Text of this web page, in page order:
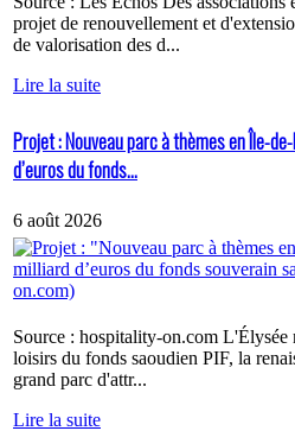
projet de renouvellement et
de valorisation des d...
Lire la suite
Projet : Nouveau parc à thèmes en Île-
d’euros du fonds...
6 août 2026
Source : hospitality-on.com L'Élysée
loisirs du fonds saoudien PIF, la
grand parc d'attr...
Lire la suite